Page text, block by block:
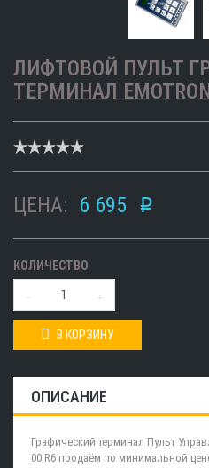
ЛИФТОВОЙ ПУЛЬТ
ТЕРМИНАЛ
ЦЕНА: 6 695 p
КОЛИЧЕСТВО
В КОРЗИНУ
ОПИСАНИЕ
Графический терминал Пульт
00 R6 продаём по минимальной